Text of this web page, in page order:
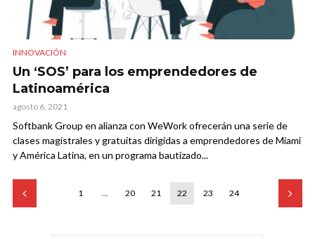
INNOVACIÓN
Un ‘SOS’ para los emprendedores de
Latinoamérica
agosto 6, 2021
Softbank Group en alianza con WeWork ofrecerán una serie de
clases magistrales y gratuitas dirigidas a emprendedores de Miami
y América Latina, en un programa bautizado...
1 … 20 21 22 23 24